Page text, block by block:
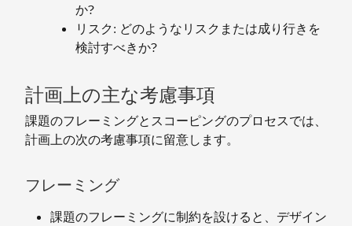
か?
リスク: どのようなリスクまたは成り行きを
検討すべきか?
計画上の主な考慮事項
課題のフレーミングとスコーピングのプロセスでは、
計画上の次の考慮事項に留意します。
フレーミング
課題のフレーミングに制約を設けると、デザイン